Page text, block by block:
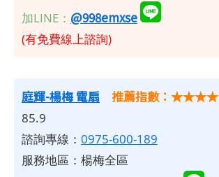
加LINE： @998emxse
(有免費線上諮詢)
庭輝-楊梅 電扇 推薦指數：★★★★
85.9
諮詢專線： 0975-600-189
服務地區：楊梅全區